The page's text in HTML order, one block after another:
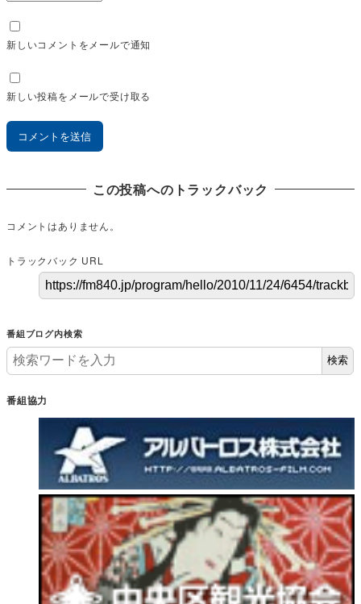
新しいコメントをメールで通知
新しい投稿をメールで受け取る
この投稿へのトラックバック
コメントはありません。
トラックバック URL
番組ブログ内検索
検索
番組協力